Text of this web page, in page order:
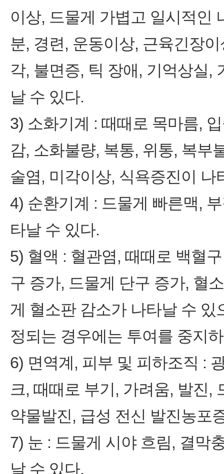
이상, 드물게 가볍고 일시적인
분, 경련, 운동이상, 근육긴장
각, 불면증, 틱 장애, 기억상실,
날 수 있다.
3) 소화기계 : 때때로 목마름,
감, 소화불량, 복통, 위통, 복부
술염, 미각이상, 식욕증진이 나
4) 순환기계 : 드물게 빠른맥,
타날 수 있다.
5) 혈액 : 혈관염, 때때로 백혈
구 증가, 드물게 단구 증가, 혈
게 혈소판 감소가 나타날 수
정되는 경우에는 투여를 중지
6) 면역계, 피부 및 피하조직 :
크, 때때로 부기, 가려움, 발진,
약물발진, 급성 전신 발진농포
7) 눈 : 드물게 시야 흐림, 결막
날 수 있다.